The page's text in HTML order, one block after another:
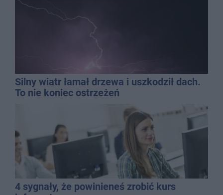
Silny wiatr łamał drzewa i uszkodził dach.
To nie koniec ostrzeżeń
4 sygnały, że powinieneś zrobić kurs